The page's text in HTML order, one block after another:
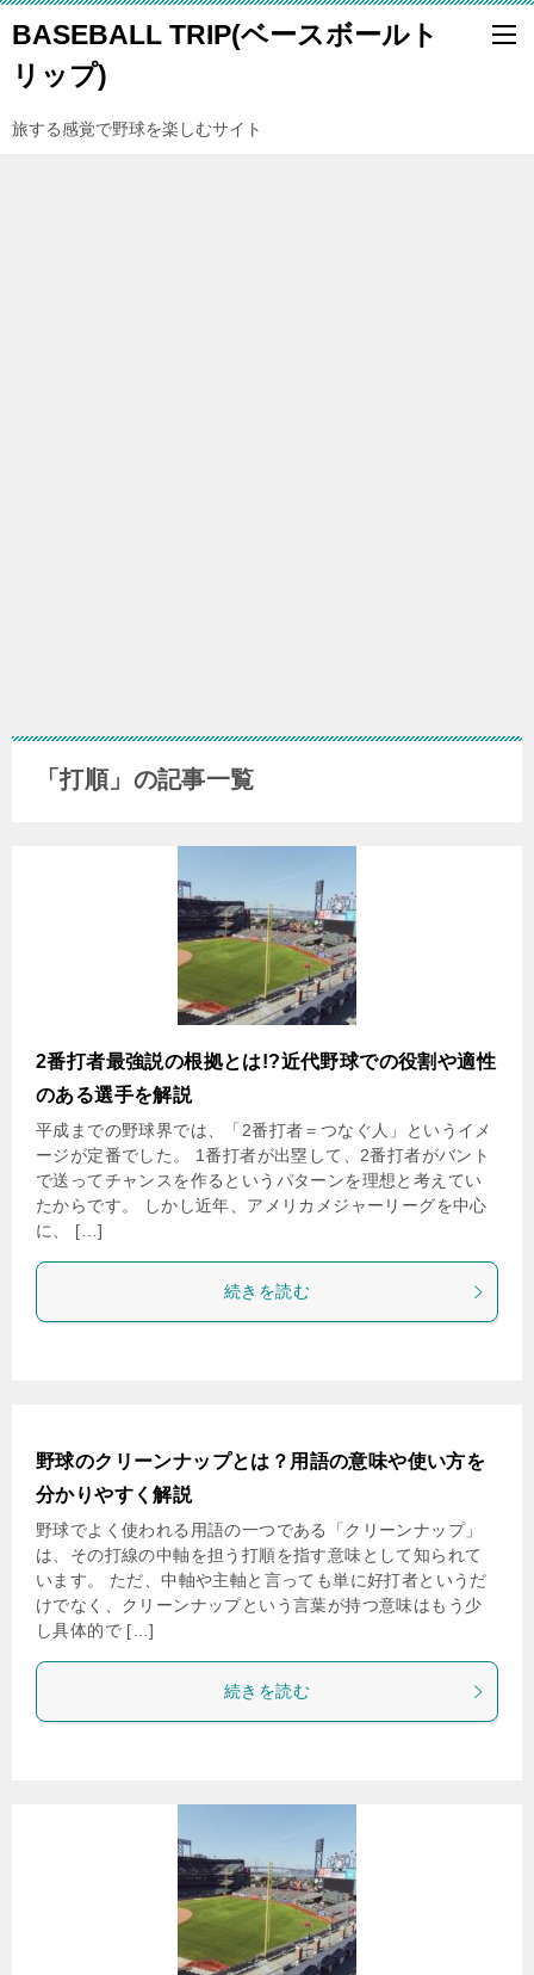
BASEBALL TRIP(ベースボールト
リップ)
旅する感覚で野球を楽しむサイト
「打順」の記事一覧
2番打者最強説の根拠とは!?近代野球での役割や適性
のある選手を解説
平成までの野球界では、「2番打者＝つなぐ人」というイメ
ージが定番でした。 1番打者が出塁して、2番打者がバント
で送ってチャンスを作るというパターンを理想と考えてい
たからです。 しかし近年、アメリカメジャーリーグを中心
に、 […]
続きを読む
野球のクリーンナップとは？用語の意味や使い方を
分かりやすく解説
野球でよく使われる用語の一つである「クリーンナップ」
は、その打線の中軸を担う打順を指す意味として知られて
います。 ただ、中軸や主軸と言っても単に好打者というだ
けでなく、クリーンナップという言葉が持つ意味はもう少
し具体的で […]
続きを読む